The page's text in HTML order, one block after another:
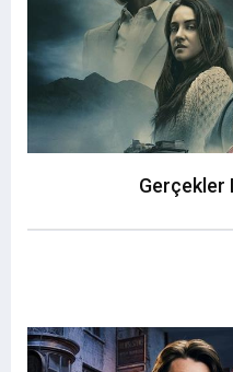
Gerçekler